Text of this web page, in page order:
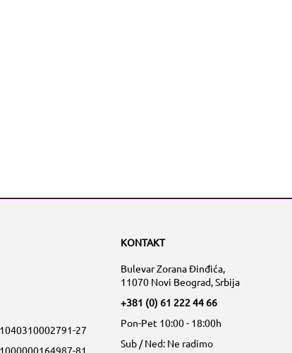
27
81
KONTAKT
Bulevar Zorana Đinđića,
11070 Novi Beograd, Srbija
+381 (0) 61 222 44 66
Pon-Pet 10:00 - 18:00h
Sub / Ned: Ne radimo